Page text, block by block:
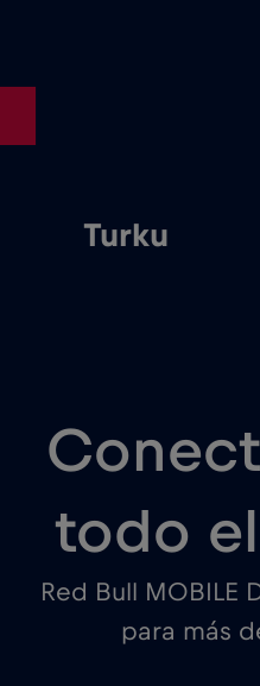
Turku
todo
Red Bull MOBILE
para más